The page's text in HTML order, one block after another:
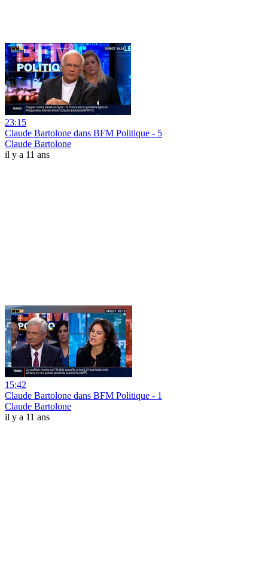
23:15
Claude Bartolone dans BFM Politique - 5
Claude Bartolone
il y a 11 ans
15:42
Claude Bartolone dans BFM Politique - 1
Claude Bartolone
il y a 11 ans